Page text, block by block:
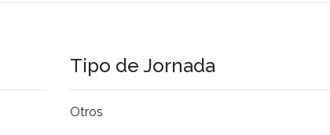
Tipo de Jornada
Otros